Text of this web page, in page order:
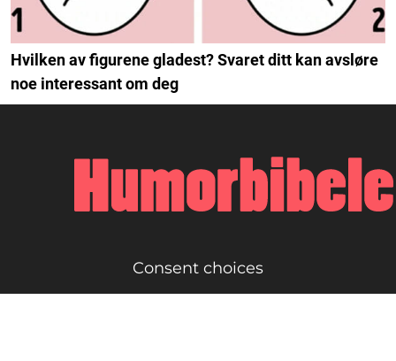
Hvilken av figurene gladest? Svaret ditt kan avsløre
noe interessant om deg
Consent choices